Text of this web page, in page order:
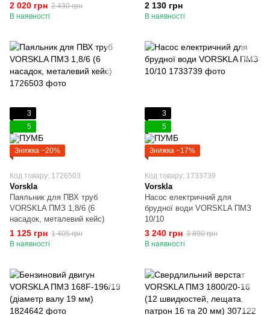
2 020 грн 2 430 грн
В наявності
2 130 грн
В наявності
3
5
Знижка −20%
Код товару: 1726503
Vorskla
Паяльник для ПВХ труб
VORSKLA ПМЗ 1,8/6 (6
насадок, металевий кейс)
1 125 грн 1 405 грн
В наявності
3
5
Знижка −17%
Код товару: 1733739
Vorskla
Насос електричний для
брудної води VORSKLA ПМЗ
10/10
3 240 грн 3 890 грн
В наявності